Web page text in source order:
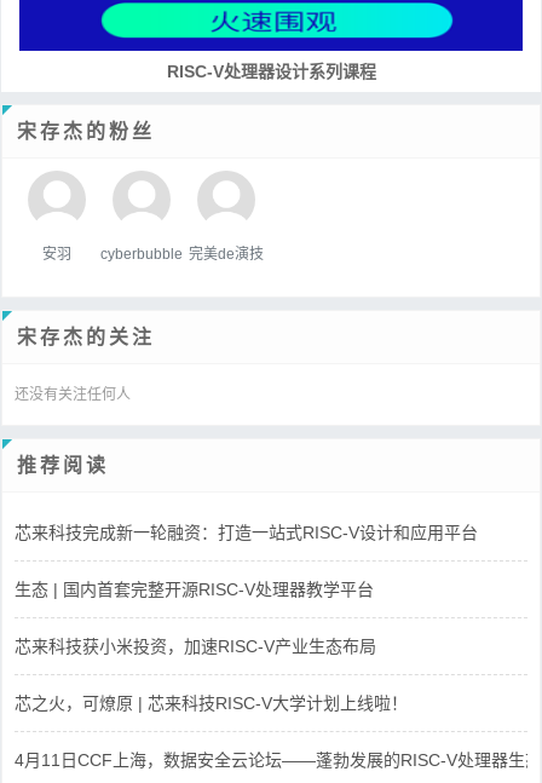
RISC-V处理器设计系列课程
宋存杰的粉丝
安羽 cyberbubble 完美de演技
宋存杰的关注
还没有关注任何人
推荐阅读
芯来科技完成新一轮融资：打造一站式RISC-V设计和应用平台
生态 | 国内首套完整开源RISC-V处理器教学平台
芯来科技获小米投资，加速RISC-V产业生态布局
芯之火，可燎原 | 芯来科技RISC-V大学计划上线啦！
4月11日CCF上海，数据安全云论坛——蓬勃发展的RISC-V处理器生态